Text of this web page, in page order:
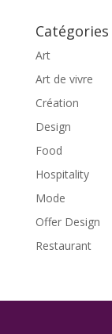
Catégories
Art
Art de vivre
Création
Design
Food
Hospitality
Mode
Offer Design
Restaurant